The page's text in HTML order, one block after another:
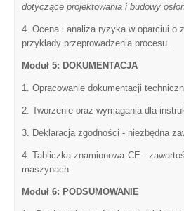
dotyczące projektowania i budowy
4. Ocena i analiza ryzyka w oparciui o
przykłady przeprowadzenia procesu.
Moduł 5: DOKUMENTACJA
1. Opracowanie dokumentacji
2. Tworzenie oraz wymagania dla
3. Deklaracja zgodności - niezbędna
4. Tabliczka znamionowa CE -
maszynach.
Moduł 6: PODSUMOWANIE